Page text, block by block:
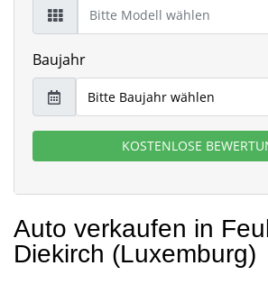
Baujahr
KOSTENLOSE
Auto verkaufen in
Diekirch (Luxemburg)